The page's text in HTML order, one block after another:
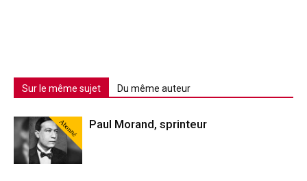
Sur le même sujet Du même auteur
Abonné Paul Morand, sprinteur